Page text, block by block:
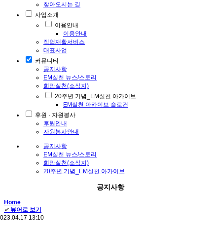
찾아오시는 길
사업소개
이용안내
이용안내
직업재활서비스
대표사업
커뮤니티
공지사항
EM실천 뉴스/스토리
희망실천(소식지)
20주년 기념_EM실천 아카이브
EM실천 아카이브 슬로건
후원 · 자원봉사
후원안내
자원봉사안내
공지사항
EM실천 뉴스/스토리
희망실천(소식지)
20주년 기념_EM실천 아카이브
공지사항
Home
✔ 뷰어로 보기
13:10